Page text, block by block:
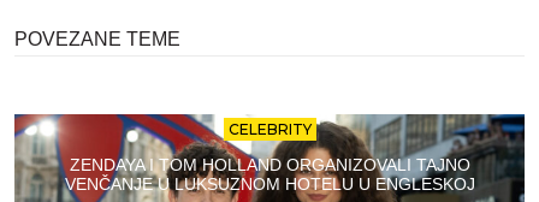
POVEZANE TEME
CELEBRITY
ZENDAYA I TOM HOLLAND ORGANIZOVALI TAJNO
VENČANJE U LUKSUZNOM HOTELU U ENGLESKOJ